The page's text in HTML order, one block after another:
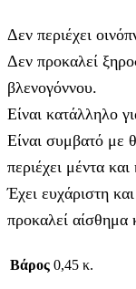
Δεν περιέχει
Δεν προκαλεί
βλενογόννου.
Είναι κατάλληλο
Είναι συμβατό με
περιέχει μέντα και
Έχει ευχάριστη
προκαλεί αίσθημα
Βάρος 0,45 κ.